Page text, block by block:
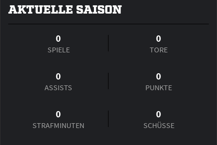
AKTUELLE SAISON
0
SPIELE
0
TORE
0
ASSISTS
0
PUNKTE
0
STRAFMINUTEN
0
SCHÜSSE